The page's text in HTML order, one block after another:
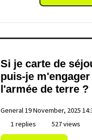
Si je carte de
puis-je
l'armée de terre ?
General19 November, 2025
1 replies
527 views